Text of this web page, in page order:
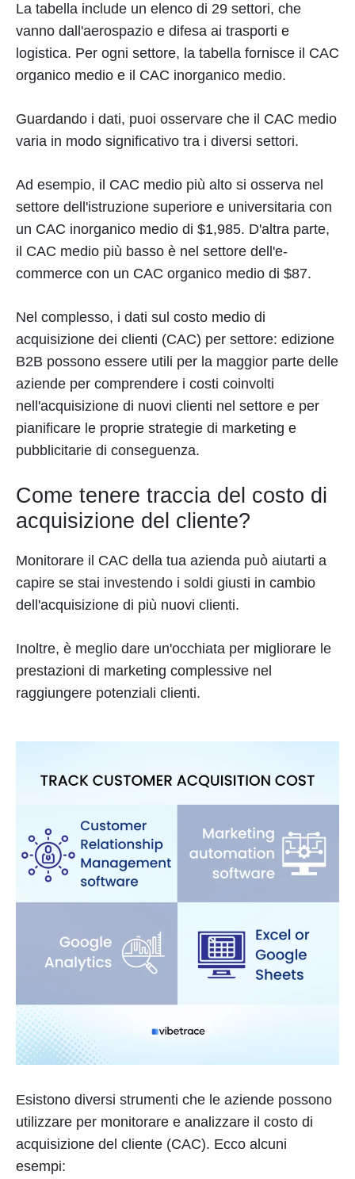
La tabella include un elenco di 29 settori, che
vanno dall'aerospazio e difesa ai trasporti e
logistica. Per ogni settore, la tabella fornisce il CAC
organico medio e il CAC inorganico medio.
Guardando i dati, puoi osservare che il CAC medio
varia in modo significativo tra i diversi settori.
Ad esempio, il CAC medio più alto si osserva nel
settore dell'istruzione superiore e universitaria con
un CAC inorganico medio di $1,985. D'altra parte,
il CAC medio più basso è nel settore dell'e-
commerce con un CAC organico medio di $87.
Nel complesso, i dati sul costo medio di
acquisizione dei clienti (CAC) per settore: edizione
B2B possono essere utili per la maggior parte delle
aziende per comprendere i costi coinvolti
nell'acquisizione di nuovi clienti nel settore e per
pianificare le proprie strategie di marketing e
pubblicitarie di conseguenza.
Come tenere traccia del costo di
acquisizione del cliente?
Monitorare il CAC della tua azienda può aiutarti a
capire se stai investendo i soldi giusti in cambio
dell'acquisizione di più nuovi clienti.
Inoltre, è meglio dare un'occhiata per migliorare le
prestazioni di marketing complessive nel
raggiungere potenziali clienti.
Esistono diversi strumenti che le aziende possono
utilizzare per monitorare e analizzare il costo di
acquisizione del cliente (CAC). Ecco alcuni
esempi: